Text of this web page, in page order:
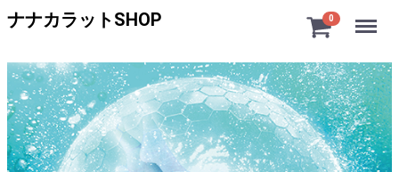
ナナカラットSHOP 0 Menu